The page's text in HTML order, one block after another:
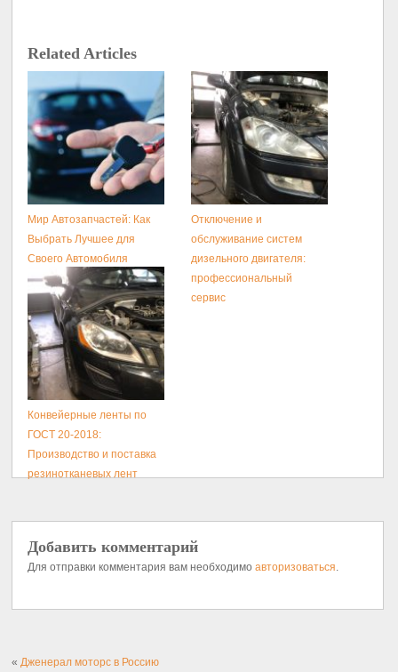
Related Articles
Мир Автозапчастей: Как
Выбрать Лучшее для
Своего Автомобиля
Отключение и
обслуживание систем
дизельного двигателя:
профессиональный
сервис
Конвейерные ленты по
ГОСТ 20-2018:
Производство и поставка
резинотканевых лент
Добавить комментарий
Для отправки комментария вам необходимоавторизоваться
«Дженерал моторс в Россию